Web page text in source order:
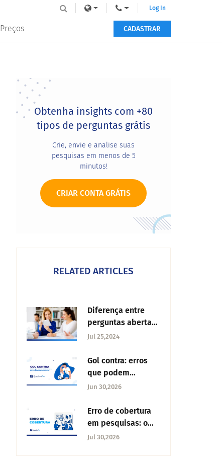
Preços
Log In
CADASTRAR
Primary
Sidebar
Obtenha insights com +80
tipos de perguntas grátis
Crie, envie e analise suas
pesquisas em menos de 5
minutos!
CRIAR CONTA GRÁTIS
RELATED ARTICLES
Diferença entre
perguntas abertas
e fechadas
Jul 25,2024
Gol contra: erros
que podem
prejudicar a
empresa
Jun 30,2026
Erro de cobertura
em pesquisas: o
que é, tipos e como
Jul 30,2026